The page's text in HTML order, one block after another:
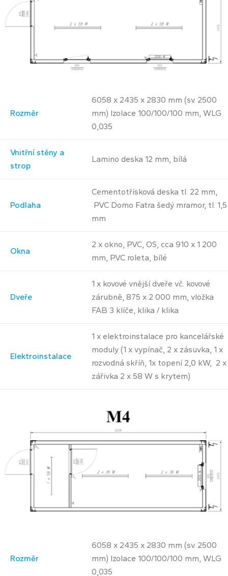
Rozměr
6058 x 2435 x 2830 mm (sv. 2500
mm) Izolace 100/100/100 mm, WLG
0,035
Vnitřní stěny a
strop
Lamino deska 12 mm, bílá
Podlaha
Cementotřísková deska tl. 22 mm,
PVC Domo Fatra šedý mramor, tl. 1,5
mm
Okna
2 x okno, PVC, OS, cca 910 x 1 200
mm, PVC roleta, bílé
Dveře
1 x kovové vnější dveře vč. kovové
zárubně, 875 x 2 000 mm, vložka
FAB 3 klíče, klika / klika
Elektroinstalace
1 x elektroinstalace pro kancelářské
moduly (1 x vypínač, 2 x zásuvka, 1 x
rozvodná skříň, 1x topení 2,0 kW, 2 x
zářivka 2 x 58 W s krytem)
Rozměr
6058 x 2435 x 2830 mm (sv. 2500
mm) Izolace 100/100/100 mm, WLG
0,035